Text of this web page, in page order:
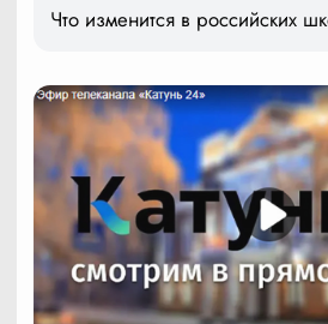
Что изменится в российских